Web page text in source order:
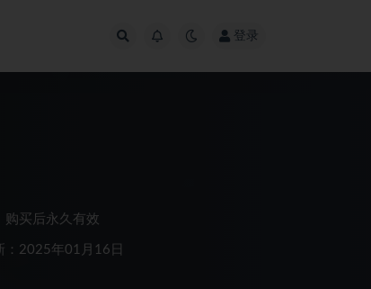
登录
购买后永久有效
：2025年01月16日